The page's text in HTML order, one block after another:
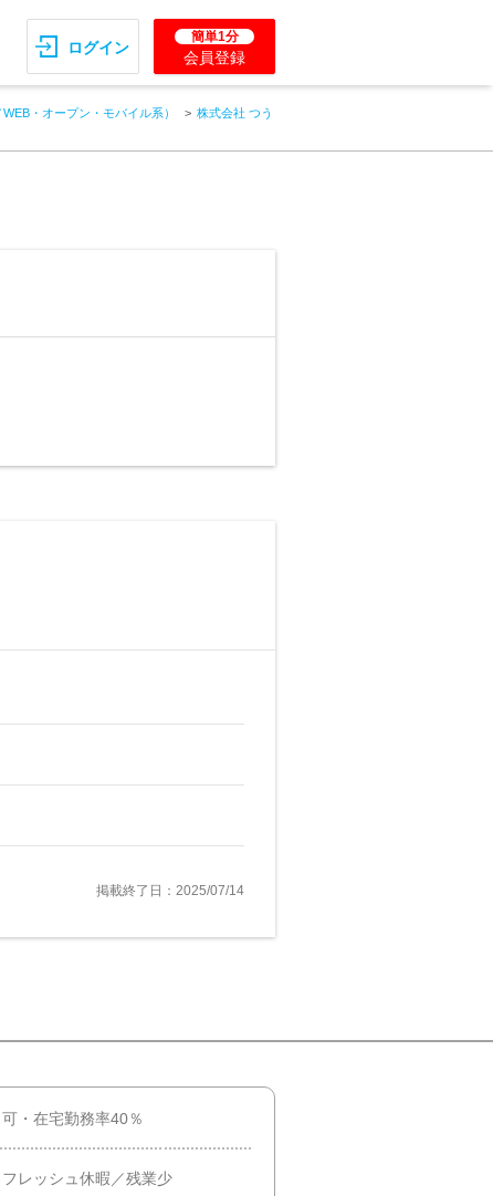
ログイン
簡単1分
会員登録
・オープン・モバイル系）
株式会社 つう
掲載終了日：2025/07/14
・在宅勤務率40％
レッシュ休暇／残業少